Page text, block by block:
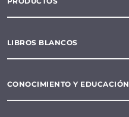
LIBROS BLANCOS
CONOCIMIENTO Y EDUCACIÓN